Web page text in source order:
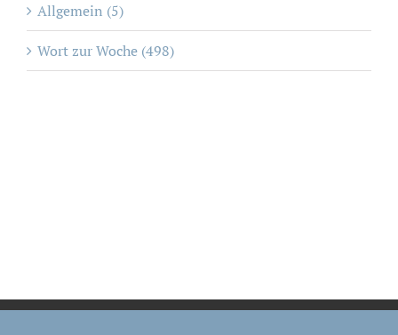
Allgemein (5)
Wort zur Woche (498)